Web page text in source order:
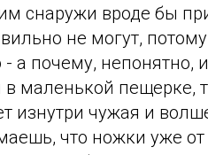
снаружи вроде бы
не могут,
а почему, непонятно,
маленькой пещерке,
изнутри чужая и
что ножки уже от